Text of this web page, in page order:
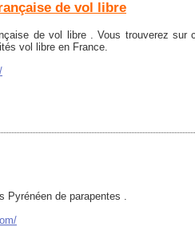
de vol libre
de vol libre . Vous trouverez sur
vol libre en France.
de parapentes .